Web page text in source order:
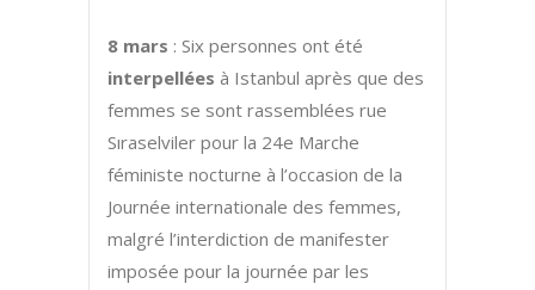
8 mars : Six personnes ont été
interpellées à Istanbul après que des
femmes se sont rassemblées rue
Sıraselviler pour la 24e Marche
féministe nocturne à l’occasion de la
Journée internationale des femmes,
malgré l’interdiction de manifester
imposée pour la journée par les